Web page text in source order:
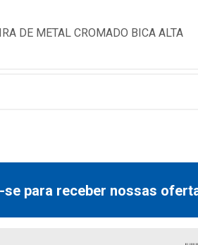
DE METAL CROMADO BICA ALTA
se para receber nossas